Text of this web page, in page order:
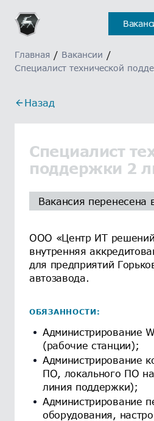
Главная / Вакансии /
Специалист технической
Назад
Специалист
поддержки 2
Вакансия перенесена
ООО «Центр ИТ
внутренняя
для предприятий
автозавода.
ОБЯЗАННОСТИ:
Администрирование
(рабочие станции);
Администрирование
ПО, локального ПО
линия поддержки);
Администрирование
оборудования,